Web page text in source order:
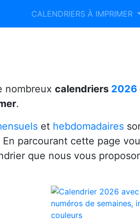
CALENDRIERS À IMPRIMER
Calendrier 2027
nombreux calendriers 2026
.
et hebdomadaires
parcourant cette page
que nous vous